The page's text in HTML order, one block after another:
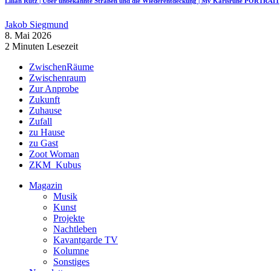
Jakob Siegmund
8. Mai 2026
2 Minuten Lesezeit
ZwischenRäume
Zwischenraum
Zur Anprobe
Zukunft
Zuhause
Zufall
zu Hause
zu Gast
Zoot Woman
ZKM_Kubus
Magazin
Musik
Kunst
Projekte
Nachtleben
Kavantgarde TV
Kolumne
Sonstiges